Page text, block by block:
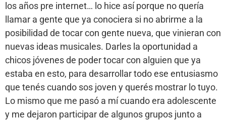
los años pre internet… lo hice así porque no quería
llamar a gente que ya conociera si no abrirme a la
posibilidad de tocar con gente nueva, que vinieran con
nuevas ideas musicales. Darles la oportunidad a
chicos jóvenes de poder tocar con alguien que ya
estaba en esto, para desarrollar todo ese entusiasmo
que tenés cuando sos joven y querés mostrar lo tuyo.
Lo mismo que me pasó a mí cuando era adolescente
y me dejaron participar de algunos grupos junto a